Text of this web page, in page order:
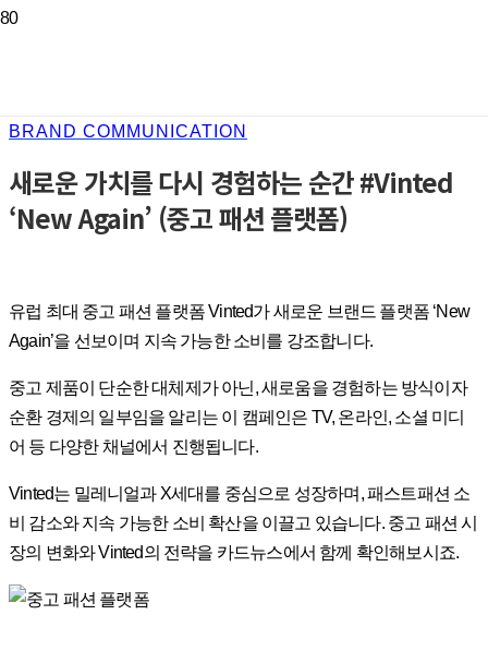
BRAND COMMUNICATION
새로운 가치를 다시 경험하는 순간 #Vinted
‘New Again’ (중고 패션 플랫폼)
유럽 최대 중고 패션 플랫폼 Vinted가 새로운 브랜드 플랫폼 ‘New
Again’을 선보이며 지속 가능한 소비를 강조합니다.
중고 제품이 단순한 대체제가 아닌, 새로움을 경험하는 방식이자
순환 경제의 일부임을 알리는 이 캠페인은 TV, 온라인, 소셜 미디
어 등 다양한 채널에서 진행됩니다.
Vinted는 밀레니얼과 X세대를 중심으로 성장하며, 패스트패션 소
비 감소와 지속 가능한 소비 확산을 이끌고 있습니다. 중고 패션 시
장의 변화와 Vinted의 전략을 카드뉴스에서 함께 확인해보시죠.